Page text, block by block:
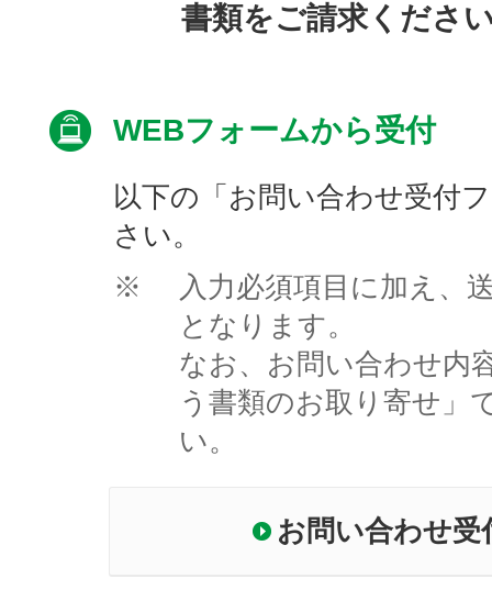
書類をご請求くださ
WEBフォームから受付
以下の「お問い合わせ受付
さい。
※
入力必須項目に加え、
となります。
なお、お問い合わせ内
う書類のお取り寄せ」
い。
お問い合わせ受